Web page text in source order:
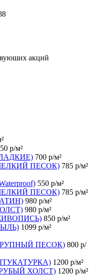
акций
р/м²
700 р/м²
ПЕСОК) 785 р/м²
550 р/м²
ПЕСОК) 785 р/м²
980 р/м²
980 р/м²
850 р/м²
1099 р/м²
ПЕСОК) 800 р/
1200 р/м²
ХОЛСТ) 1200 р/м²